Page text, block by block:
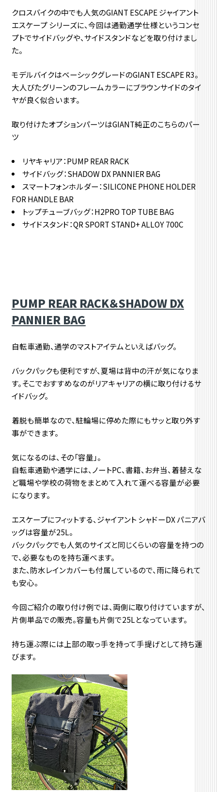
クロスバイクの中でも人気のGIANT ESCAPE ジャイアント
エスケープ シリーズに、今回は通勤通学仕様というコンセ
プトでサイドバッグや、サイドスタンドなどを取り付けまし
た。
モデルバイクはベーシックグレードのGIANT ESCAPE R3。
大人びたグリーンのフレームカラーにブラウンサイドのタイ
ヤが良く似合います。
取り付けたオプションパーツはGIANT純正のこちらのパー
ツ
リヤキャリア：PUMP REAR RACK
サイドバッグ：SHADOW DX PANNIER BAG
スマートフォンホルダー：SILICONE PHONE HOLDER
FOR HANDLE BAR
トップチューブバッグ：H2PRO TOP TUBE BAG
サイドスタンド：QR SPORT STAND+ ALLOY 700C
PUMP REAR RACK＆SHADOW DX
PANNIER BAG
自転車通勤、通学のマストアイテムといえばバッグ。
バックパックも便利ですが、夏場は背中の汗が気になりま
す。そこでおすすめなのがリアキャリアの横に取り付けるサ
イドバッグ。
着脱も簡単なので、駐輪場に停めた際にもサッと取り外す
事ができます。
気になるのは、その「容量」。
自転車通勤や通学には、ノートPC、書籍、お弁当、着替えな
ど職場や学校の荷物をまとめて入れて運べる容量が必要
になります。
エスケープにフィットする、ジャイアント シャドーDX パニアバ
ッグは容量が25L。
バックパックでも人気のサイズと同じくらいの容量を持つの
で、必要なものを持ち運べます。
また、防水レインカバーも付属しているので、雨に降られて
も安心。
今回ご紹介の取り付け例では、両側に取り付けていますが、
片側単品での販売。容量も片側で25Lとなっています。
持ち運ぶ際には上部の取っ手を持って手提げとして持ち運
びます。